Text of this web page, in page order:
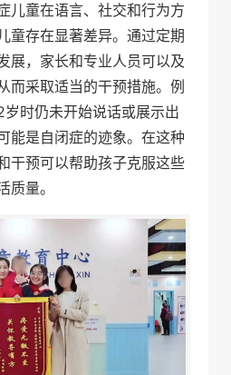
儿童在语言、社交和行为方
童存在显著差异。通过定期
展，家长和专业人员可以及
而采取适当的干预措施。例
时仍未开始说话或展示出
能是自闭症的迹象。在这种
干预可以帮助孩子克服这些
质量。